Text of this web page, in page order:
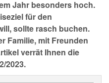
Jahr besonders hoch.
für den
sollte rasch buchen.
Familie, mit Freunden
verrät Ihnen die
2023.